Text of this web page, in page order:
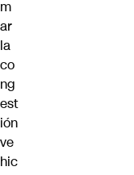
m
ar
la
co
ng
est
ión
ve
hic